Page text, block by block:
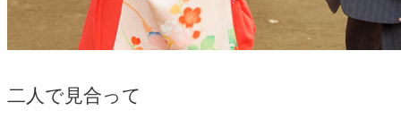
二人で見合って